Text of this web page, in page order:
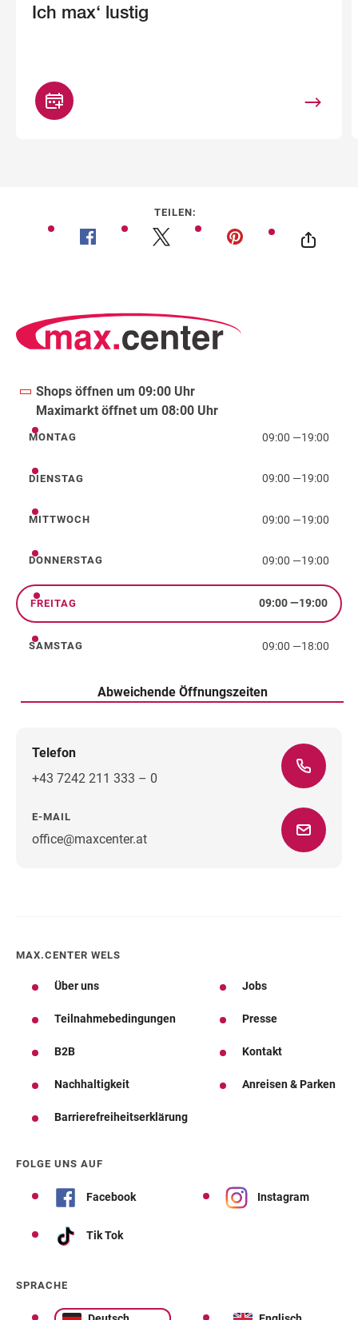
Ich max‘ lustig
TEILEN:
Shops öffnen um 09:00 Uhr
Maximarkt öffnet um 08:00 Uhr
Montag
MONTAG 09:00 —19:00
Dienstag
DIENSTAG 09:00 —19:00
Mittwoch
MITTWOCH 09:00 —19:00
Donnerstag
DONNERSTAG 09:00 —19:00
Freitag
FREITAG 09:00—19:00
Samstag
SAMSTAG 09:00 —18:00
Abweichende Öffnungszeiten
Telefon
+43 7242 211 333 – 0
E-MAIL
office@maxcenter.atWegbeschreibung
MAX.CENTER WELS
Über uns Jobs
Teilnahmebedingungen Presse
B2B Kontakt
Nachhaltigkeit Anreisen & Parken
Barrierefreiheitserklärung
FOLGE UNS AUF
Facebook Instagram
Tik Tok
SPRACHE